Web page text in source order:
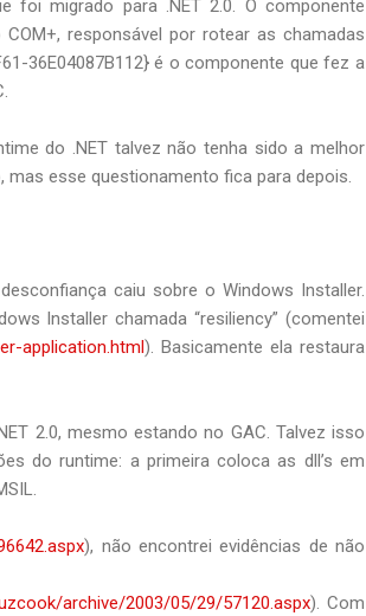
foi migrado para .NET 2.0. O componente
responsável por rotear as chamadas
36E04087B112} é o componente que fez a
do .NET talvez não tenha sido a melhor
mas esse questionamento fica para depois.
caiu sobre o Windows Installer.
Installer chamada “resiliency” (comentei
application.html). Basicamente ela restaura
2.0, mesmo estando no GAC. Talvez isso
do runtime: a primeira coloca as dll’s em
), não encontrei evidências de não
archive/2003/05/29/57120.aspx). Com